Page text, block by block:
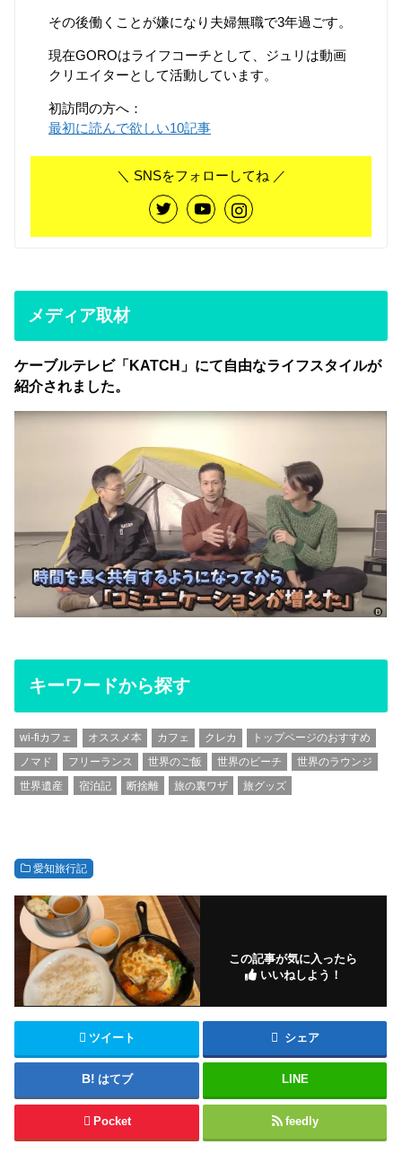
その後働くことが嫌になり夫婦無職で3年過ごす。
現在GOROはライフコーチとして、ジュリは動画
クリエイターとして活動しています。
初訪問の方へ：
最初に読んで欲しい10記事
＼ SNSをフォローしてね ／
メディア取材
ケーブルテレビ「KATCH」にて自由なライフスタイルが
紹介されました。
キーワードから探す
wi-fiカフェ オススメ本 カフェ クレカ
トップページのおすすめ
ノマド
フリーランス 世界のご飯 世界のビーチ
世界のラウンジ
世界遺産
宿泊記 断捨離 旅の裏ワザ 旅グッズ
愛知旅行記
この記事が気に入ったら
いいねしよう！
ツイート シェア
はてブ LINE
Pocket feedly